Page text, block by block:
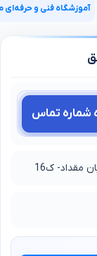
آموزشگاه فنی و حرفه‌ای
شماره تماس
مقداد- ک16